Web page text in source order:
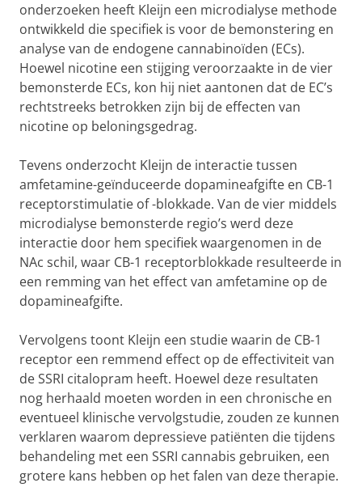
onderzoeken heeft Kleijn een microdialyse methode
ontwikkeld die specifiek is voor de bemonstering en
analyse van de endogene cannabinoïden (ECs).
Hoewel nicotine een stijging veroorzaakte in de vier
bemonsterde ECs, kon hij niet aantonen dat de EC’s
rechtstreeks betrokken zijn bij de effecten van
nicotine op beloningsgedrag.
Tevens onderzocht Kleijn de interactie tussen
amfetamine-geïnduceerde dopamineafgifte en CB-1
receptorstimulatie of -blokkade. Van de vier middels
microdialyse bemonsterde regio’s werd deze
interactie door hem specifiek waargenomen in de
NAc schil, waar CB-1 receptorblokkade resulteerde in
een remming van het effect van amfetamine op de
dopamineafgifte.
Vervolgens toont Kleijn een studie waarin de CB-1
receptor een remmend effect op de effectiviteit van
de SSRI citalopram heeft. Hoewel deze resultaten
nog herhaald moeten worden in een chronische en
eventueel klinische vervolgstudie, zouden ze kunnen
verklaren waarom depressieve patiënten die tijdens
behandeling met een SSRI cannabis gebruiken, een
grotere kans hebben op het falen van deze therapie.